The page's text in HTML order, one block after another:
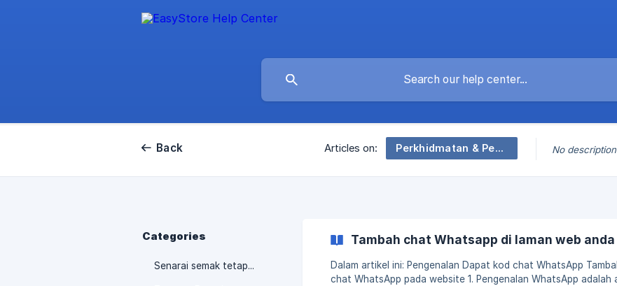
Back Articles on: Perkhidmatan & Pengurusan Pelanggan No description
Categories
Senarai semak tetapan kedai atas talian
Tambah chat Whatsapp di laman web anda
Dalam artikel ini: Pengenalan Dapat kod chat WhatsApp Tambah butang
chat WhatsApp pada website 1. Pengenalan WhatsApp adalah aplikasi